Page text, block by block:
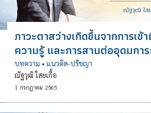
ภาวะตาสว่างเกิดขึ้นจากการเข้
ความรู้ และการสานต่ออุดมกา
บทความ • แนวคิด-ปรัชญา
ณัฐวุฒิ ใสยเกื้อ
1 กรกฎาคม 2565